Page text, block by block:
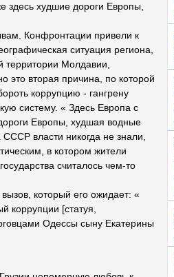
здесь худшие дороги Европы,
Конфронтации привели к
ситуация региона,
территории Молдавии,
это вторая причина, по которой
коррупцию - гангрену
систему. « Здесь Европа с
Европы, худшая водные
власти никогда не знали,
в котором жители
считалось чем-то
который его ожидает: «
коррупции [статуя,
Одессы сыну Екатерины